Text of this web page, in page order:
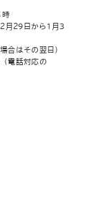
時
月29日から1月3
合はその翌日）
電話対応の